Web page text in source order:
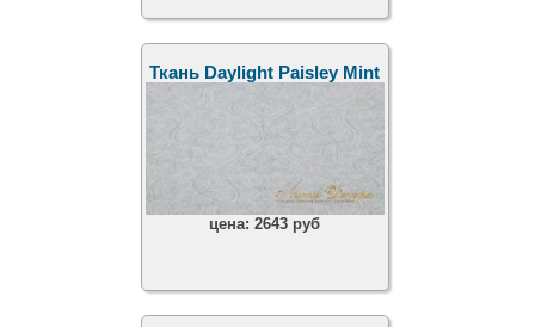
Ткань Daylight Paisley Mint
цена:2643 руб